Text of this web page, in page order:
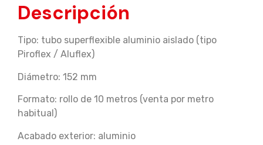
Descripción
Tipo: tubo superflexible aluminio aislado (tipo
Piroflex / Aluflex)
Diámetro: 152 mm
Formato: rollo de 10 metros (venta por metro
habitual)
Acabado exterior: aluminio